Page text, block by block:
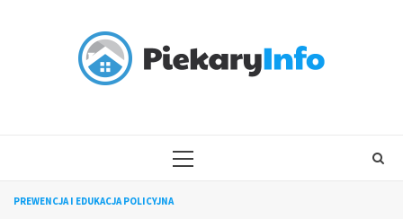
PRIMARY
PREWENCJA I EDUKACJA POLICYJNA